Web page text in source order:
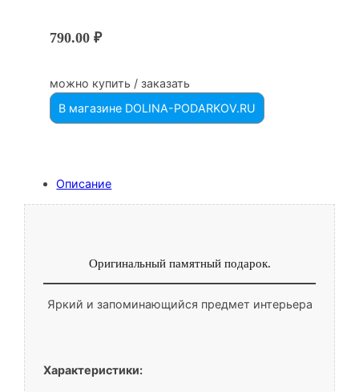
790.00₽
можно купить / заказать
В магазине DOLINA-PODARKOV.RU
Описание
Оригинальный памятный подарок.
Яркий и запоминающийся предмет интерьера
Характеристики: